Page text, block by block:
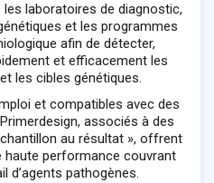
laboratoires de diagnostic,
et les programmes
afin de détecter,
et efficacement les
les cibles génétiques.
et compatibles avec des
associés à des
au résultat », offrent
haute performance couvrant
d’agents pathogènes.